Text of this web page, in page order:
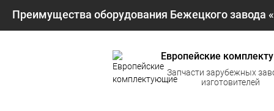
Преимущества оборудования Бежецкого завода
Европейские
Запчасти зарубежных
изготовителей